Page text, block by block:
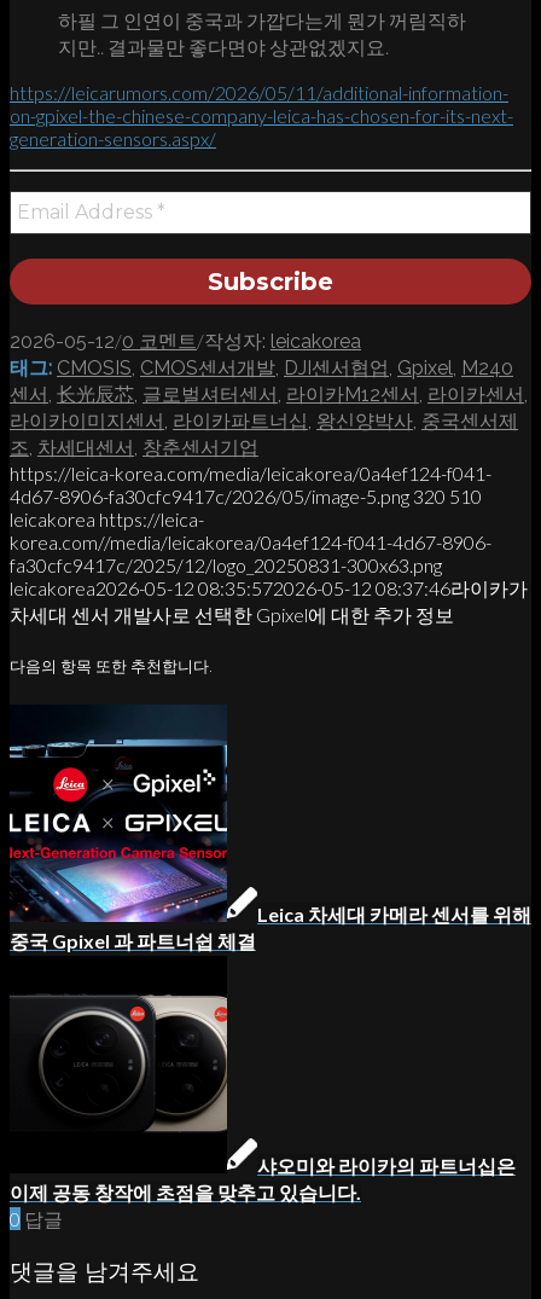
하필 그 인연이 중국과 가깝다는게 뭔가 꺼림직하
지만.. 결과물만 좋다면야 상관없겠지요.
https://leicarumors.com/2026/05/11/additional-information-
on-gpixel-the-chinese-company-leica-has-chosen-for-its-next-
generation-sensors.aspx/
2026-05-12/0 코멘트/작성자: leicakorea
태그: CMOSIS, CMOS센서개발, DJI센서협업, Gpixel, M240
센서, 长光辰芯, 글로벌셔터센서, 라이카M12센서, 라이카센서,
라이카이미지센서, 라이카파트너십, 왕신양박사, 중국센서제
조, 차세대센서, 창춘센서기업
https://leica-korea.com/media/leicakorea/0a4ef124-f041-
4d67-8906-fa30cfc9417c/2026/05/image-5.png 320 510
leicakorea https://leica-
korea.com//media/leicakorea/0a4ef124-f041-4d67-8906-
fa30cfc9417c/2025/12/logo_20250831-300x63.png
leicakorea2026-05-12 08:35:572026-05-12 08:37:46라이카가
차세대 센서 개발사로 선택한 Gpixel에 대한 추가 정보
다음의 항목 또한 추천합니다.
Leica 차세대 카메라 센서를 위해
중국 Gpixel 과 파트너쉽 체결
샤오미와 라이카의 파트너십은
이제 공동 창작에 초점을 맞추고 있습니다.
0 답글
댓글을 남겨주세요